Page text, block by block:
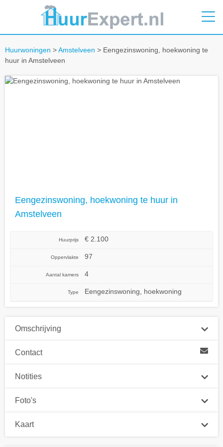
Huurwoningen >Amstelveen > Eengezinswoning, hoekwoning te
huur in Amstelveen
Eengezinswoning, hoekwoning te huur in
Amstelveen
Huurprijs € 2.100
Oppervlakte 97
Aantal kamers 4
Type Eengezinswoning, hoekwoning
Omschrijving
Contact
Notities
Foto's
Kaart